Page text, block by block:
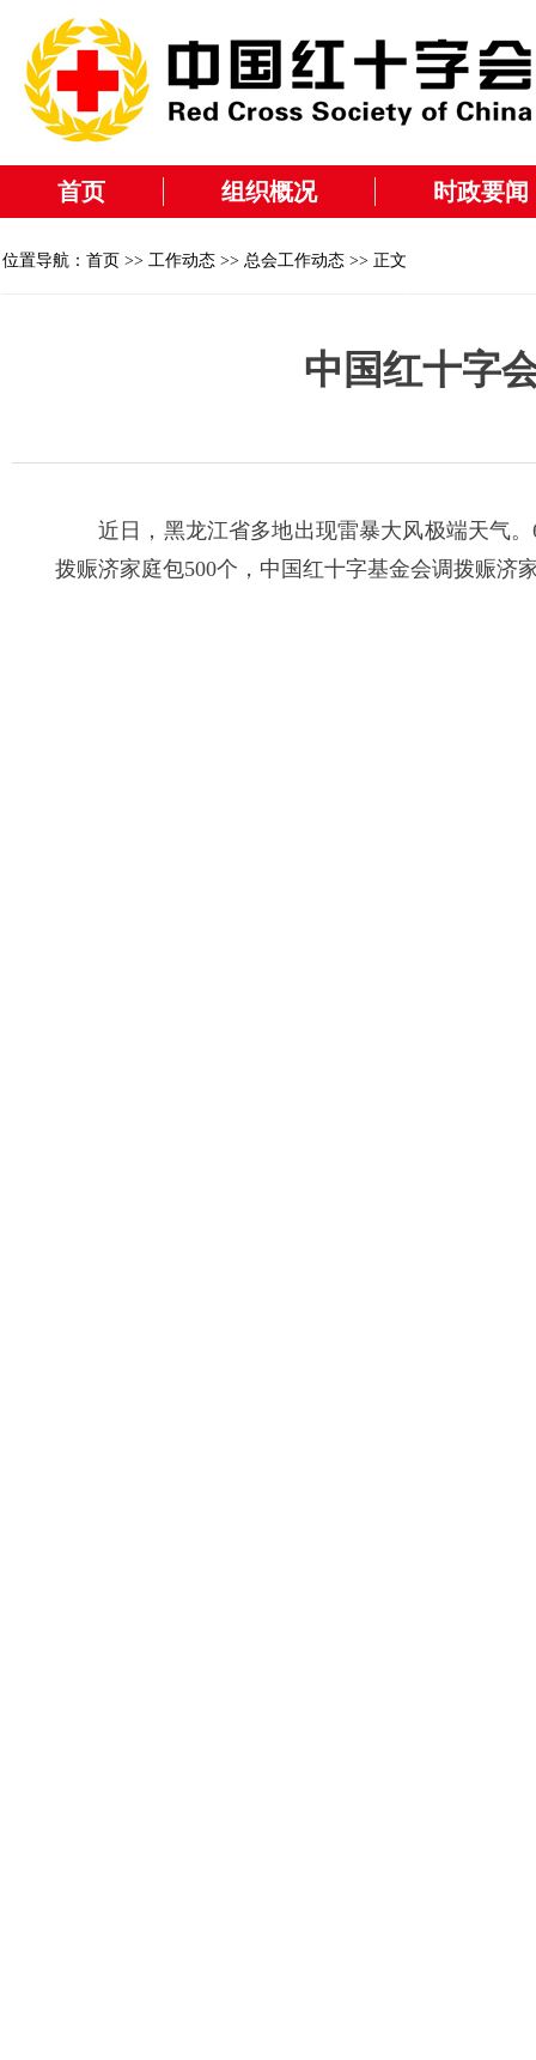
首页 组织概况 时政要闻
位置导航： 首页 >> 工作动态 >> 总会工作动态 >> 正文
中国红十字
近日，黑龙江省多地出现雷暴大风极端天气
拨赈济家庭包500个，中国红十字基金会调拨赈济